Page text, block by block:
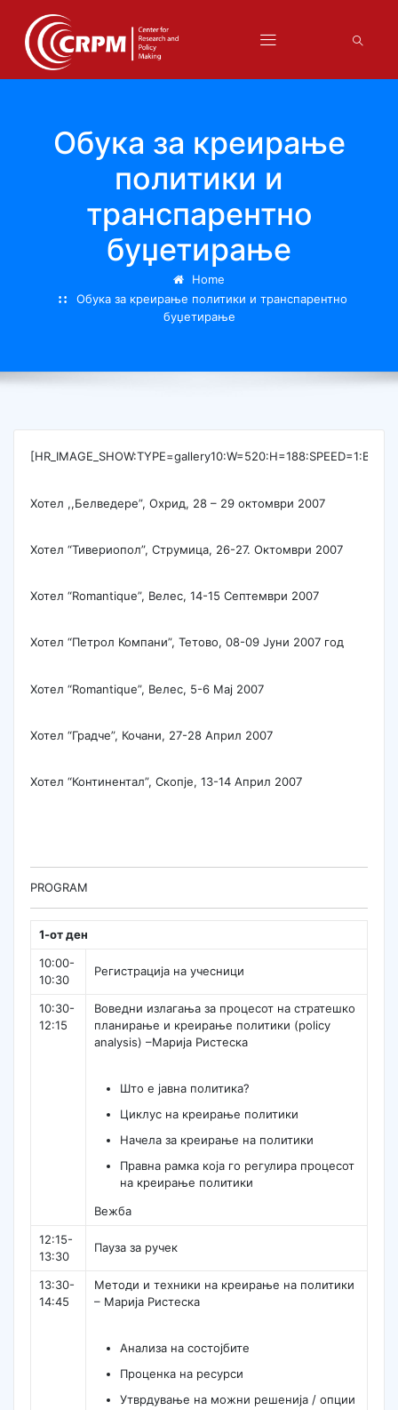
Обука за креирање
политики и
транспарентно
буџетирање
Home
Обука за креирање политики и транспарентно
буџетирање
Хотел ,,Белведере”, Охрид, 28 – 29 октомври 2007
Хотел “Тивериопол”, Струмица, 26-27. Октомври 2007
Хотел “Romantique”, Велес, 14-15 Септември 2007
Хотел “Петрол Компани”, Тетово, 08-09 Јуни 2007 год
Хотел “Romantique”, Велес, 5-6 Мај 2007
Хотел “Градче”, Кочани, 27-28 Април 2007
Хотел “Континентал”, Скопје, 13-14 Април 2007
PROGRAM
1-от ден
10:00-
10:30
Регистрација на учесници
10:30-
12:15
Воведни излагања за процесот на стратешко
планирање и креирање политики (policy
analysis) –Марија Ристеска
Што е јавна политика?
Циклус на креирање политики
Начела за креирање на политики
Правна рамка која го регулира процесот
на креирање политики
Вежба
12:15-
13:30
Пауза за ручек
13:30-
14:45
Методи и техники на креирање на политики
– Марија Ристеска
Анализа на состојбите
Проценка на ресурси
Утврдување на можни решенија / опции